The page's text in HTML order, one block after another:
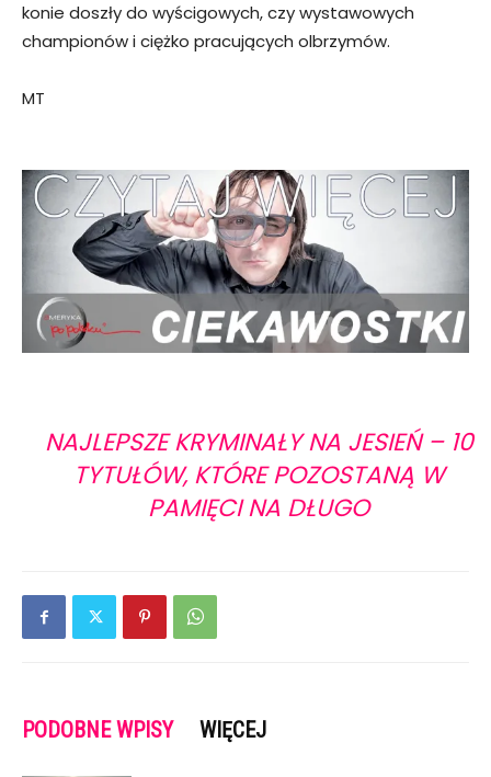
konie doszły do wyścigowych, czy wystawowych
championów i ciężko pracujących olbrzymów.
MT
NAJLEPSZE KRYMINAŁY NA JESIEŃ – 10
TYTUŁÓW, KTÓRE POZOSTANĄ W
PAMIĘCI NA DŁUGO
PODOBNE WPISY WIĘCEJ